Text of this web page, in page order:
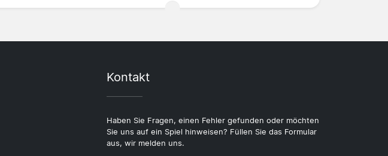
Kontakt
Haben Sie Fragen, einen Fehler gefunden oder möchten
Sie uns auf ein Spiel hinweisen? Füllen Sie das Formular
aus, wir melden uns.